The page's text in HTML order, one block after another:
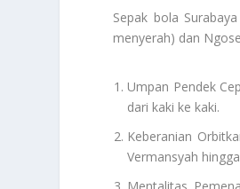
Sepak bola
menyerah) dan
Umpan Pendek
dari kaki ke kaki.
Keberanian
Vermansyah